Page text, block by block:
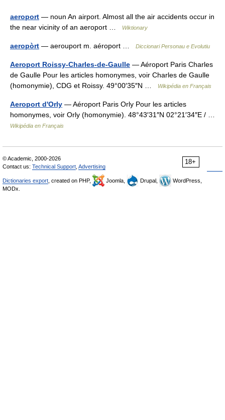
aeroport — noun An airport. Almost all the air accidents occur in
the near vicinity of an aeroport …
Wiktionary
aeropòrt — aerouport m. aéroport … Diccionari Personau e Evolutiu
Aeroport Roissy-Charles-de-Gaulle — Aéroport Paris Charles
de Gaulle Pour les articles homonymes, voir Charles de Gaulle
(homonymie), CDG et Roissy. 49°00′35″N …
Wikipédia en Français
Aeroport d'Orly — Aéroport Paris Orly Pour les articles
homonymes, voir Orly (homonymie). 48°43′31″N 02°21′34″E / …
Wikipédia en Français
18+
© Academic, 2000-2026
Contact us: Technical Support Advertising
Dictionaries export , created on PHP, Joomla, Drupal,
WordPress,
MODx.